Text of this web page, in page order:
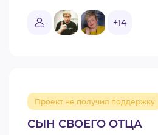
+14
СЫН СВОЕГО ОТЦА
Проект не получил поддержку